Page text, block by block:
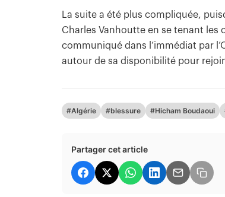
La suite a été plus compliquée,
Charles Vanhoutte en se tenant
communiqué dans l’immédiat par
autour de sa disponibilité pour
#Algérie #blessure #Hicham Boudaoui
Partager cet article